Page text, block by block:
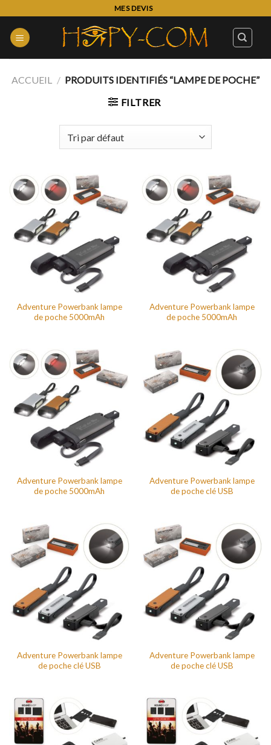
content
MES DEVIS
ACCUEIL / PRODUITS IDENTIFIÉS “LAMPE DE POCHE”
FILTRER
Adventure Powerbank lampe
de poche 5000mAh
Adventure Powerbank lampe
de poche 5000mAh
Adventure Powerbank lampe
de poche 5000mAh
Adventure Powerbank lampe
de poche clé USB
Adventure Powerbank lampe
de poche clé USB
Adventure Powerbank lampe
de poche clé USB